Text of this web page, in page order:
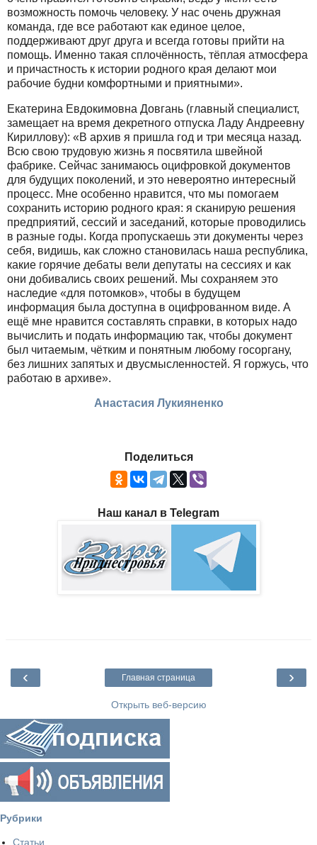
возможность помочь человеку. У нас очень дружная
команда, где все работают как единое целое,
поддерживают друг друга и всегда готовы прийти на
помощь. Именно такая сплочённость, тёплая атмосфера
и причастность к истории родного края делают мои
рабочие будни комфортными и приятными».
Екатерина Евдокимовна Довгань (главный специалист,
замещает на время декретного отпуска Ладу Андреевну
Кириллову): «В архив я пришла год и три месяца назад.
Всю свою трудовую жизнь я посвятила швейной
фабрике. Сейчас занимаюсь оцифровкой документов
для будущих поколений, и это невероятно интересный
процесс. Мне особенно нравится, что мы помогаем
сохранить историю родного края: я сканирую решения
предприятий, сессий и заседаний, которые проводились
в разные годы. Когда пропускаешь эти документы через
себя, видишь, как сложно становилась наша республика,
какие горячие дебаты вели депутаты на сессиях и как
они добивались своих решений. Мы сохраняем это
наследие «для потомков», чтобы в будущем
информация была доступна в оцифрованном виде. А
ещё мне нравится составлять справки, в которых надо
вычислить и подать информацию так, чтобы документ
был читаемым, чётким и понятным любому госоргану,
без лишних запятых и двусмысленностей. Я горжусь, что
работаю в архиве».
Анастасия Лукияненко
Поделиться
Наш канал в Telegram
‹ ›
Главная страница
Открыть веб-версию
Рубрики
Статьи